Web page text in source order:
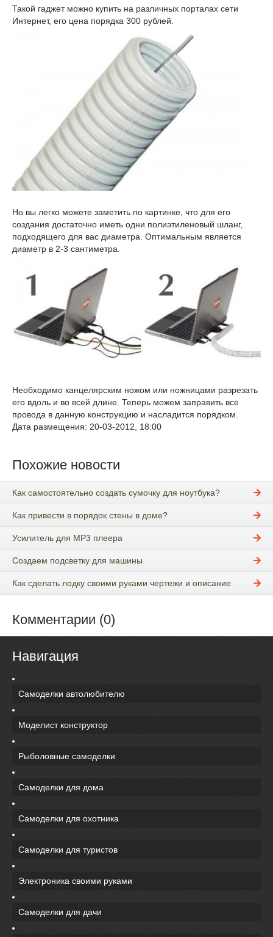
Такой гаджет можно купить на различных порталах сети
Интернет, его цена порядка 300 рублей.
Но вы легко можете заметить по картинке, что для его
создания достаточно иметь одни полиэтиленовый шланг,
подходящего для вас диаметра. Оптимальным является
диаметр в 2-3 сантиметра.
Необходимо канцелярским ножом или ножницами разрезать
его вдоль и во всей длине. Теперь можем заправить все
провода в данную конструкцию и насладится порядком.
Дата размещения: 20-03-2012, 18:00
Похожие новости
Как самостоятельно создать сумочку для ноутбука?
Как привести в порядок стены в доме?
Усилитель для MP3 плеера
Создаем подсветку для машины
Как сделать лодку своими руками чертежи и описание
Комментарии (0)
Навигация
Самоделки автолюбителю
Моделист конструктор
Рыболовные самоделки
Самоделки для дома
Самоделки для охотника
Самоделки для туристов
Электроника своими руками
Самоделки для дачи